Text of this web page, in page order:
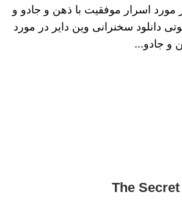
مورد اسرار موفقیت با ذهن و جادو و
دانلود سخنرانی وین دایر در مورد
و جادو...